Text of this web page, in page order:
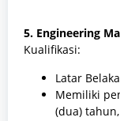
5. Engineering
Kualifikasi:
Latar
Memiliki
(dua)